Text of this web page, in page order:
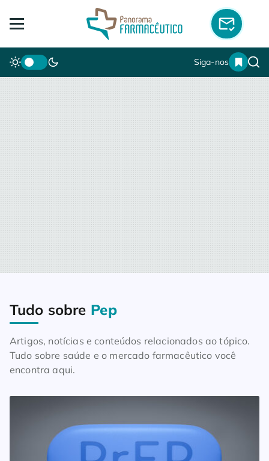
Siga-nos
Home Blog Tudo sobre Pep
Tudo sobre Pep
Artigos, notícias e conteúdos relacionados ao tópico.
Tudo sobre saúde e o mercado farmacêutico você
encontra aqui.